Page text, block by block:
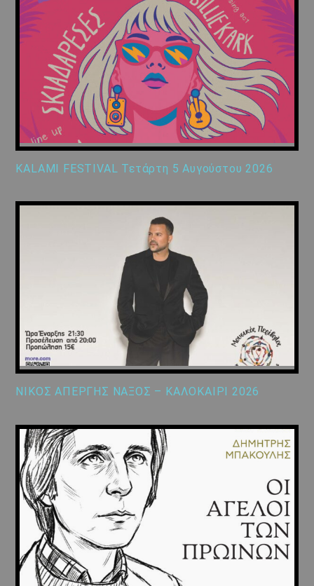
KALAMI FESTIVAL Τετάρτη 5 Αυγούστου 2026
ΝΙΚΟΣ ΑΠΕΡΓΗΣ ΝΑΞΟΣ – ΚΑΛΟΚΑΙΡΙ 2026